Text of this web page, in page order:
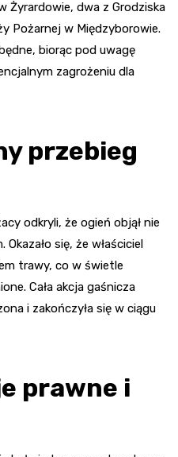
Żyrardowie, dwa z Grodziska
Pożarnej w Międzyborowie.
biorąc pod uwagę
zagrożeniu dla
przebieg
odkryli, że ogień objął nie
się, że właściciel
trawy, co w świetle
Cała akcja gaśnicza
i zakończyła się w ciągu
prawne i